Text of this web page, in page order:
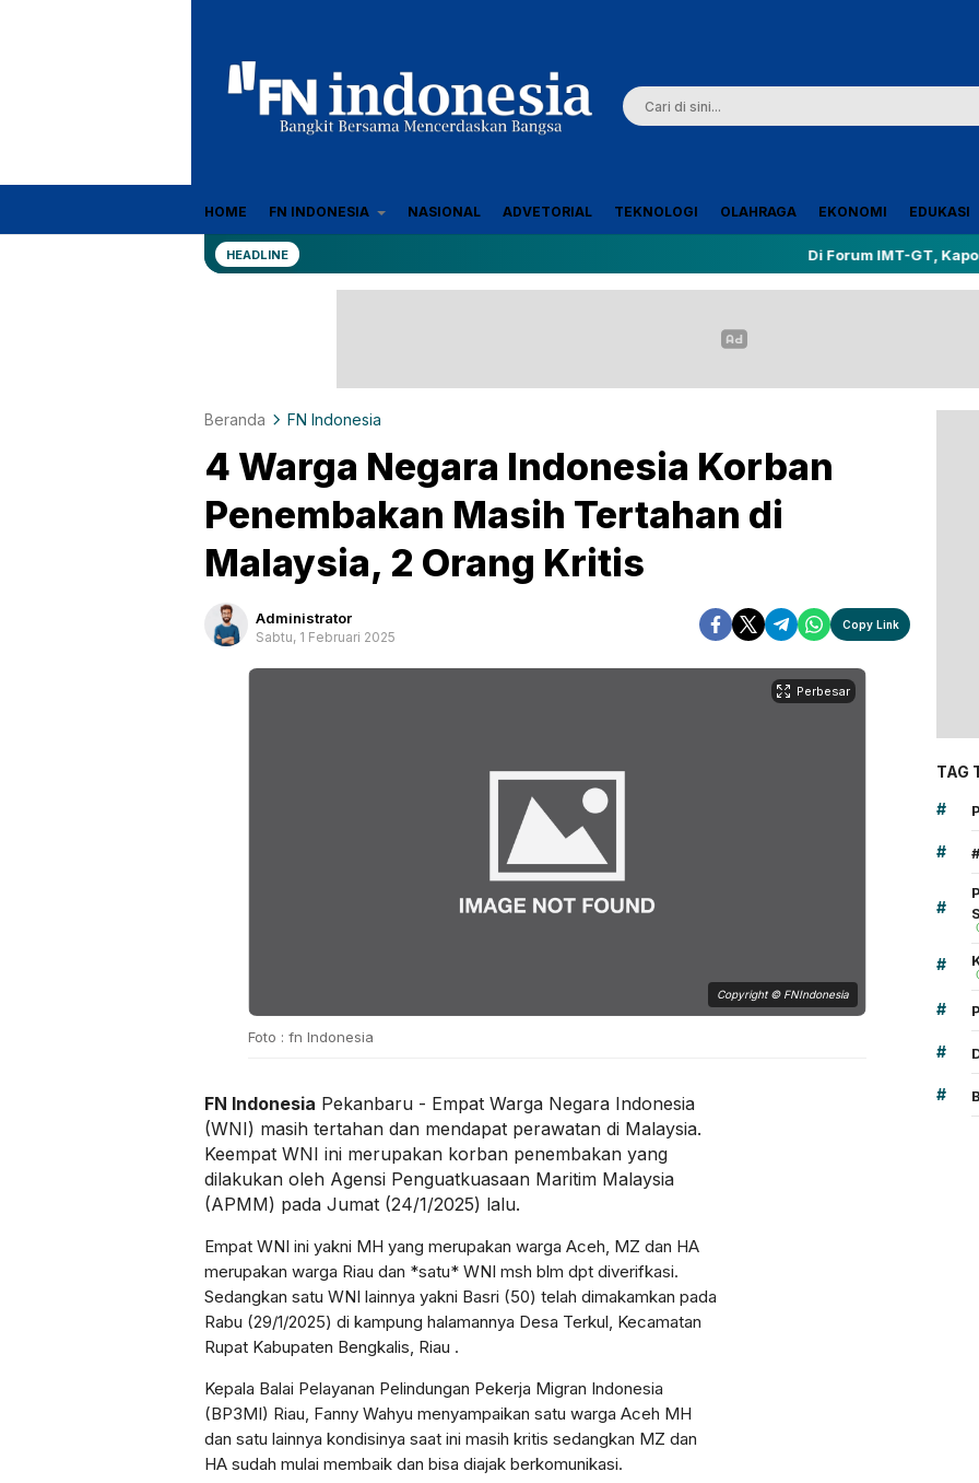
fn-indonesia.com
Sumber Referensi Terpercaya
HOME FN INDONESIA NASIONAL ADVETORIAL TEKNOLOGI OLAHRAGA EKONOMI EDUKASI
HEADLINE Di Forum IMT-GT, Kapolda Riau
Beranda FN Indonesia
4 Warga Negara Indonesia Korban
Penembakan Masih Tertahan di
Malaysia, 2 Orang Kritis
Administrator
Sabtu, 1 Februari 2025
Copy Link
Copyright © FNIndonesia
Perbesar
Foto : fn Indonesia
FN Indonesia Pekanbaru - Empat Warga Negara Indonesia
(WNI) masih tertahan dan mendapat perawatan di Malaysia.
Keempat WNI ini merupakan korban penembakan yang
dilakukan oleh Agensi Penguatkuasaan Maritim Malaysia
(APMM) pada Jumat (24/1/2025) lalu.
Empat WNI ini yakni MH yang merupakan warga Aceh, MZ dan HA
merupakan warga Riau dan *satu* WNI msh blm dpt diverifkasi.
Sedangkan satu WNI lainnya yakni Basri (50) telah dimakamkan pada
Rabu (29/1/2025) di kampung halamannya Desa Terkul, Kecamatan
Rupat Kabupaten Bengkalis, Riau .
Kepala Balai Pelayanan Pelindungan Pekerja Migran Indonesia
(BP3MI) Riau, Fanny Wahyu menyampaikan satu warga Aceh MH
dan satu lainnya kondisinya saat ini masih kritis sedangkan MZ dan
HA sudah mulai membaik dan bisa diajak berkomunikasi.
TAG
#
#
#
#
#
#
#